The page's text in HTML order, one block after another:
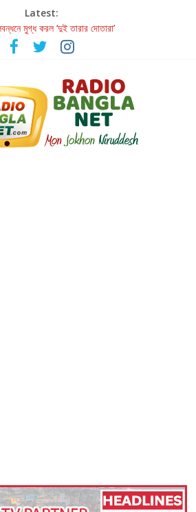
Latest:
মুগ্ধ করল ‘দুই তারার দোতারা’
গান শোনার বিবর্তনের গল্প
মঞ্চে এবার রথযাত্রার উদযাপন
Provoking Short Film That Challenges